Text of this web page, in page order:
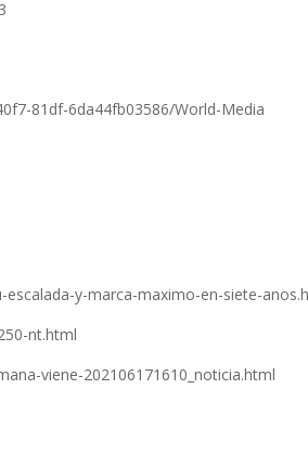
81df-6da44fb03586/World-Media
y-marca-maximo-en-siete-
nt.html
viene-202106171610_noticia.html